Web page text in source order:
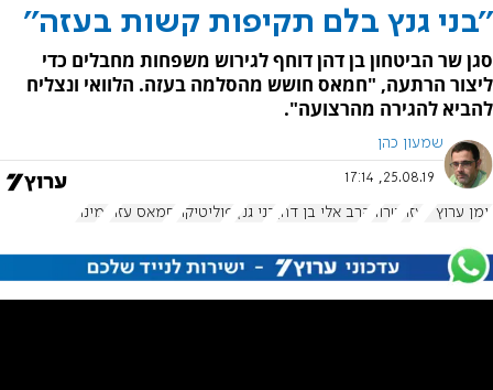
''בני גנץ בלם תקיפות קשות בעזה''
סגן שר הביטחון בן דהן דוחף לגירוש משפחות מחבלים כדי
ליצור הרתעה, "חמאס חושש מהסלמה בעזה. הלוואי ונצליח
להביא להגירה מהרצועה".
שמעון כהן
25.08.19, 17:14
יומן ערוץ 7 עזה טרור הרב אלי בן דהן בני גנץ פוליטיקה חמאס עזה ימינה